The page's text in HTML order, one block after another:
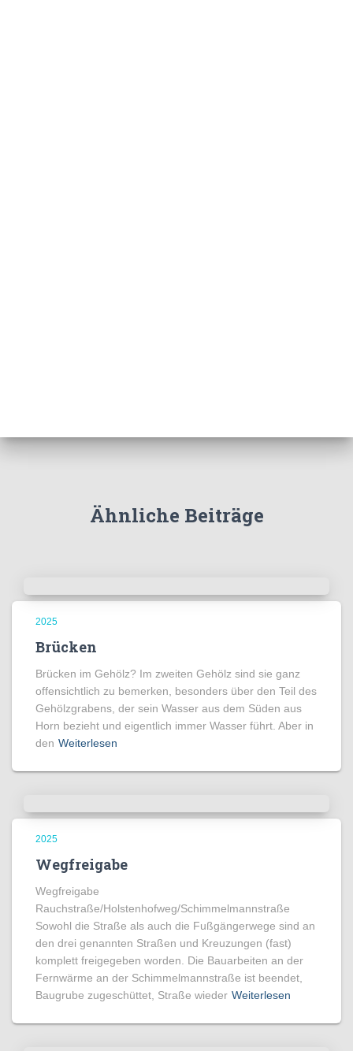
Ähnliche Beiträge
2025
Brücken
Brücken im Gehölz? Im zweiten Gehölz sind sie ganz
offensichtlich zu bemerken, besonders über den Teil des
Gehölzgrabens, der sein Wasser aus dem Süden aus
Horn bezieht und eigentlich immer Wasser führt. Aber in
den Weiterlesen
2025
Wegfreigabe
Wegfreigabe
Rauchstraße/Holstenhofweg/Schimmelmannstraße
Sowohl die Straße als auch die Fußgängerwege sind an
den drei genannten Straßen und Kreuzungen (fast)
komplett freigegeben worden. Die Bauarbeiten an der
Fernwärme an der Schimmelmannstraße ist beendet,
Baugrube zugeschüttet, Straße wieder Weiterlesen